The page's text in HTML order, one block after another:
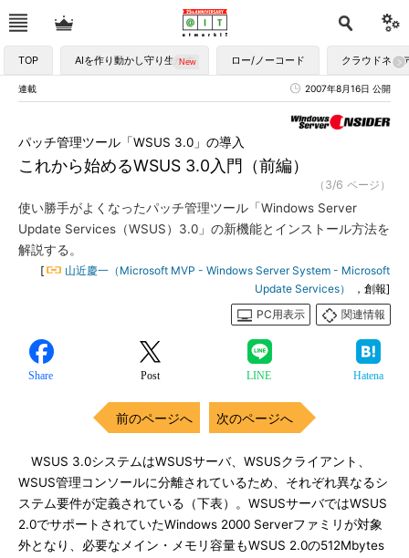
TOP AIを作り動かし守り生かす ロー/ノーコード クラウドネイ
連載 2007年8月16日 公開
これから始めるWSUS 3.0入門（前編）
パッチ管理ツール「WSUS 3.0」の導入
（3/6 ページ）
使い勝手がよくなったパッチ管理ツール「Windows Server
Update Services（WSUS）3.0」の新機能とインストール方法を
解説する。
[
山近慶一（Microsoft MVP - Windows Server System - Microsoft
Update Services）
，創報]
PC用表示
関連情報
Share Post LINE Hatena
前のページへ 次のページへ
WSUS 3.0システムはWSUSサーバ、WSUSクライアント、
WSUS管理コンソールに分離されているため、それぞれ異なるシ
ステム要件が定義されている（下表）。WSUSサーバではWSUS
2.0でサポートされていたWindows 2000 Serverファミリが対象
外となり、必要なメイン・メモリ容量もWSUS 2.0の512Mbytes